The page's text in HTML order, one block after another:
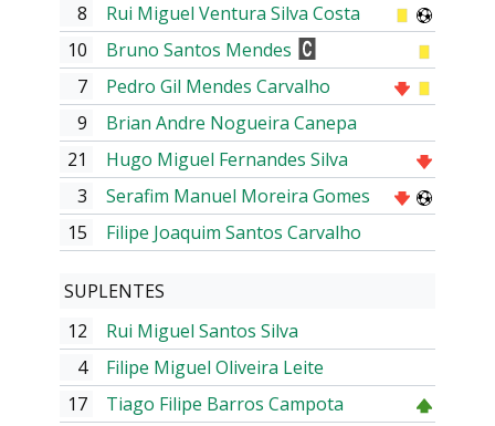
8
Rui Miguel Ventura Silva Costa
10
Bruno Santos Mendes
7
Pedro Gil Mendes Carvalho
9
Brian Andre Nogueira Canepa
21
Hugo Miguel Fernandes Silva
3
Serafim Manuel Moreira Gomes
15
Filipe Joaquim Santos Carvalho
SUPLENTES
12
Rui Miguel Santos Silva
4
Filipe Miguel Oliveira Leite
17
Tiago Filipe Barros Campota